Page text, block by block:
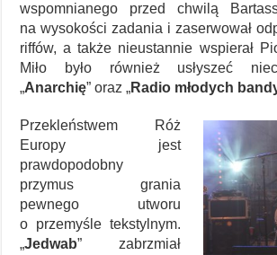
wspomnianego przed chwilą
na wysokości zadania i zaserwował
riffów, a także nieustannie wspierał
Miło było również usłyszeć
„Anarchię” oraz „Radio młodych
Przekleństwem Róż
Europy jest
prawdopodobny
przymus grania
pewnego utworu
o przemyśle tekstylnym.
„Jedwab” zabrzmiał